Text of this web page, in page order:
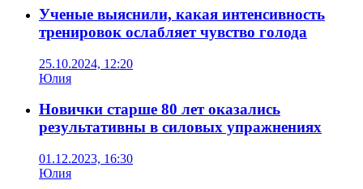
Ученые выяснили, какая интенсивность
тренировок ослабляет чувство голода
25.10.2024, 12:20
Юлия
Новички старше 80 лет оказались
результативны в силовых упражнениях
01.12.2023, 16:30
Юлия